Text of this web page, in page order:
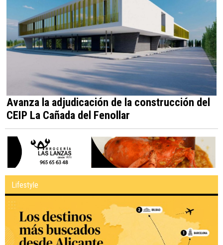
Avanza la adjudicación de la construcción del
CEIP La Cañada del Fenollar
Lifestyle